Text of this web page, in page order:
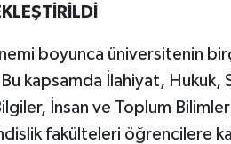
boyunca üniversitenin
kapsamda İlahiyat, Hukuk,
İnsan ve Toplum
fakülteleri öğrencilere